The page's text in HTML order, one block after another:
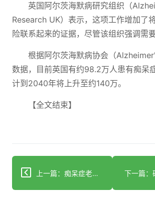
英国阿尔茨海默病研究组织（
Research UK）表示，这项工作增加了
险联系起来的证据，尽管该组织强调需
根据阿尔茨海默病协会（
数据，目前英国有约98.2万人患有痴呆
计到2040年将上升至约140万。
【全文结束】
上一篇：痴呆症老年人成诈骗受害者问题日益严重